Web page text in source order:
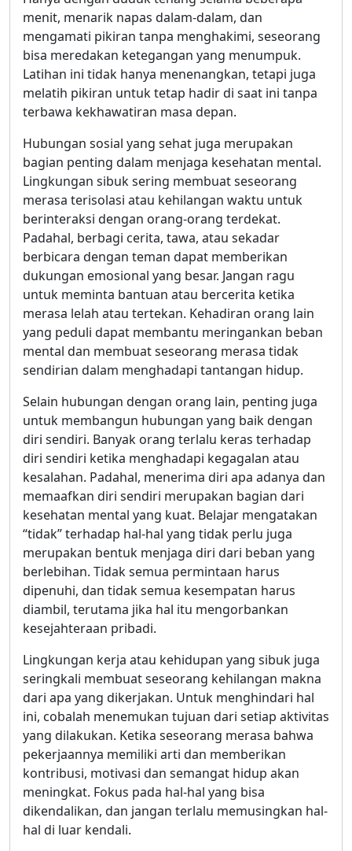
menit, menarik napas dalam-dalam, dan
mengamati pikiran tanpa menghakimi, seseorang
bisa meredakan ketegangan yang menumpuk.
Latihan ini tidak hanya menenangkan, tetapi juga
melatih pikiran untuk tetap hadir di saat ini tanpa
terbawa kekhawatiran masa depan.
Hubungan sosial yang sehat juga merupakan
bagian penting dalam menjaga kesehatan mental.
Lingkungan sibuk sering membuat seseorang
merasa terisolasi atau kehilangan waktu untuk
berinteraksi dengan orang-orang terdekat.
Padahal, berbagi cerita, tawa, atau sekadar
berbicara dengan teman dapat memberikan
dukungan emosional yang besar. Jangan ragu
untuk meminta bantuan atau bercerita ketika
merasa lelah atau tertekan. Kehadiran orang lain
yang peduli dapat membantu meringankan beban
mental dan membuat seseorang merasa tidak
sendirian dalam menghadapi tantangan hidup.
Selain hubungan dengan orang lain, penting juga
untuk membangun hubungan yang baik dengan
diri sendiri. Banyak orang terlalu keras terhadap
diri sendiri ketika menghadapi kegagalan atau
kesalahan. Padahal, menerima diri apa adanya dan
memaafkan diri sendiri merupakan bagian dari
kesehatan mental yang kuat. Belajar mengatakan
“tidak” terhadap hal-hal yang tidak perlu juga
merupakan bentuk menjaga diri dari beban yang
berlebihan. Tidak semua permintaan harus
dipenuhi, dan tidak semua kesempatan harus
diambil, terutama jika hal itu mengorbankan
kesejahteraan pribadi.
Lingkungan kerja atau kehidupan yang sibuk juga
seringkali membuat seseorang kehilangan makna
dari apa yang dikerjakan. Untuk menghindari hal
ini, cobalah menemukan tujuan dari setiap aktivitas
yang dilakukan. Ketika seseorang merasa bahwa
pekerjaannya memiliki arti dan memberikan
kontribusi, motivasi dan semangat hidup akan
meningkat. Fokus pada hal-hal yang bisa
dikendalikan, dan jangan terlalu memusingkan hal-
hal di luar kendali.